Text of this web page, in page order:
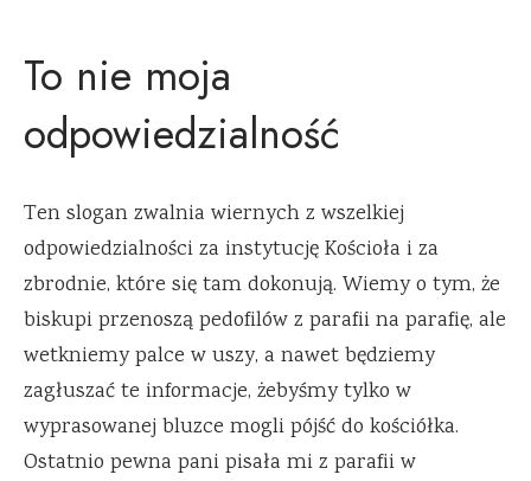
To nie moja
odpowiedzialność
Ten slogan zwalnia wiernych z wszelkiej
odpowiedzialności za instytucję Kościoła i za
zbrodnie, które się tam dokonują. Wiemy o tym, że
biskupi przenoszą pedofilów z parafii na parafię, ale
wetkniemy palce w uszy, a nawet będziemy
zagłuszać te informacje, żebyśmy tylko w
wyprasowanej bluzce mogli pójść do kościółka.
Ostatnio pewna pani pisała mi z parafii w